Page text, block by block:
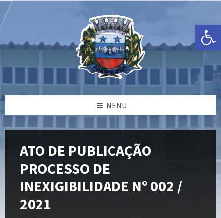
Open toolbar
Ir
para
o
conteúdo
Pular
para
a
barra
lateral
esquerda
Pular
para
o
rodapé
MENU
ATO DE PUBLICAÇÃO
PROCESSO DE
INEXIGIBILIDADE Nº 002 /
2021